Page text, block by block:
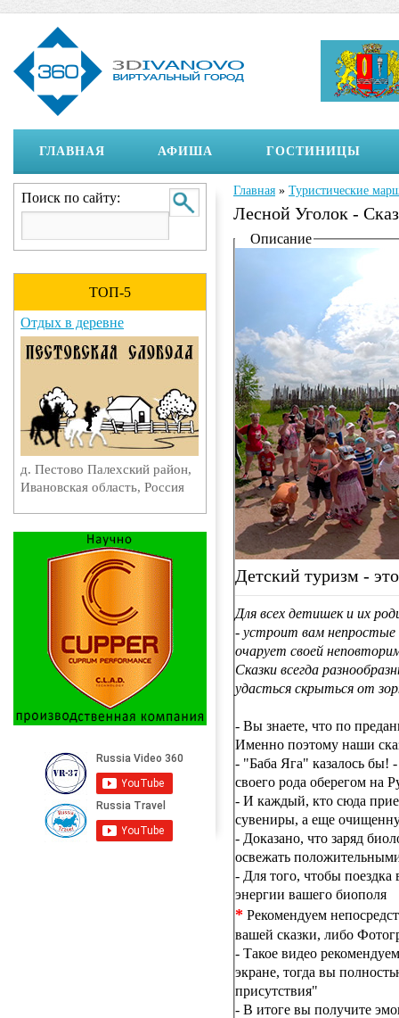
ГЛАВНАЯ АФИША ГОСТИНИЦЫ
Вы здесь
Главная » Туристические
Лесной Уголок -
Отображение на
Описание
Детский туризм -
Для всех детишек и их
- устроит вам непростые
очарует своей
Сказки всегда
удасться скрыться от
- Вы знаете, что по
Именно поэтому наши
- "Баба Яга" казалось бы!
своего рода оберегом на
- И каждый, кто сюда
сувениры, а еще
- Доказано, что заряд
освежать
- Для того, чтобы
энергии вашего биополя
* Рекомендуем
вашей сказки, либо
- Такое видео
экране, тогда вы
присутствия"
- В итоге вы получите
Поиск по сайту:
ТОП-5
Отдых в деревне
д. Пестово Палехский район,
Ивановская область, Россия